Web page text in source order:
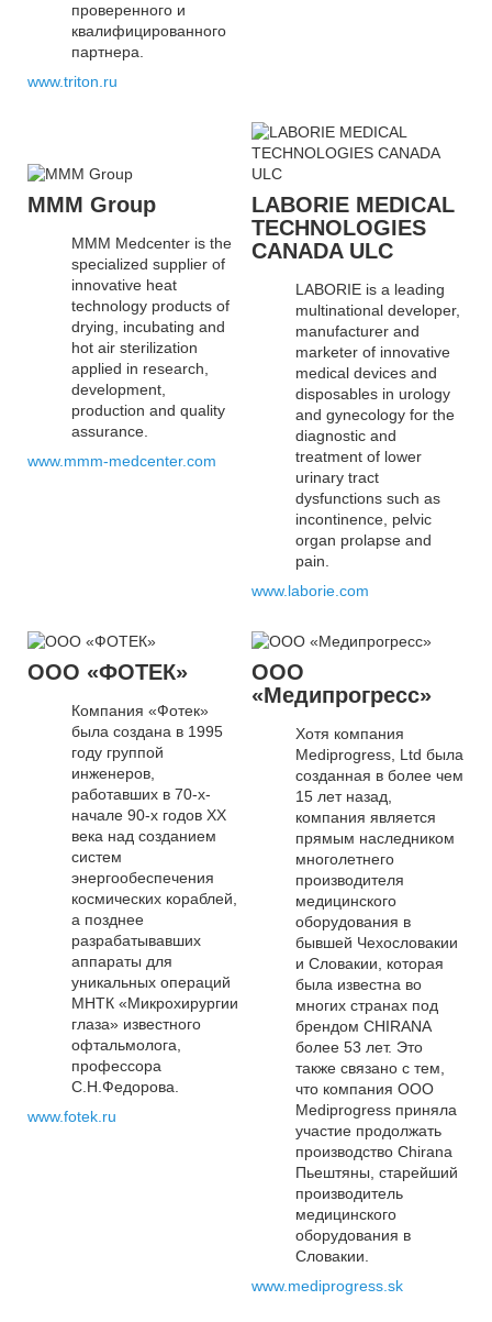
проверенного и
квалифицированного
партнера.
www.triton.ru
MMM Group
MMM Medcenter is the
specialized supplier of
innovative heat
technology products of
drying, incubating and
hot air sterilization
applied in research,
development,
production and quality
assurance.
www.mmm-medcenter.com
LABORIE MEDICAL
TECHNOLOGIES
CANADA ULC
LABORIE is a leading
multinational developer,
manufacturer and
marketer of innovative
medical devices and
disposables in urology
and gynecology for the
diagnostic and
treatment of lower
urinary tract
dysfunctions such as
incontinence, pelvic
organ prolapse and
pain.
www.laborie.com
ООО «ФОТЕК»
Компания «Фотек»
была создана в 1995
году группой
инженеров,
работавших в 70-х-
начале 90-х годов XX
века над созданием
систем
энергообеспечения
космических кораблей,
а позднее
разрабатывавших
аппараты для
уникальных операций
МНТК «Микрохирургии
глаза» известного
офтальмолога,
профессора
С.Н.Федорова.
www.fotek.ru
ООО
«Медипрогресс»
Хотя компания
Mediprogress, Ltd была
созданная в более чем
15 лет назад,
компания является
прямым наследником
многолетнего
производителя
медицинского
оборудования в
бывшей Чехословакии
и Словакии, которая
была известна во
многих странах под
брендом CHIRANA
более 53 лет. Это
также связано с тем,
что компания ООО
Mediprogress приняла
участие продолжать
производство Chirana
Пьештяны, старейший
производитель
медицинского
оборудования в
Словакии.
www.mediprogress.sk